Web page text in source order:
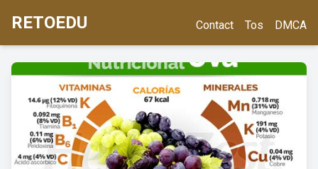
RETOEDU Contact Tos DMCA